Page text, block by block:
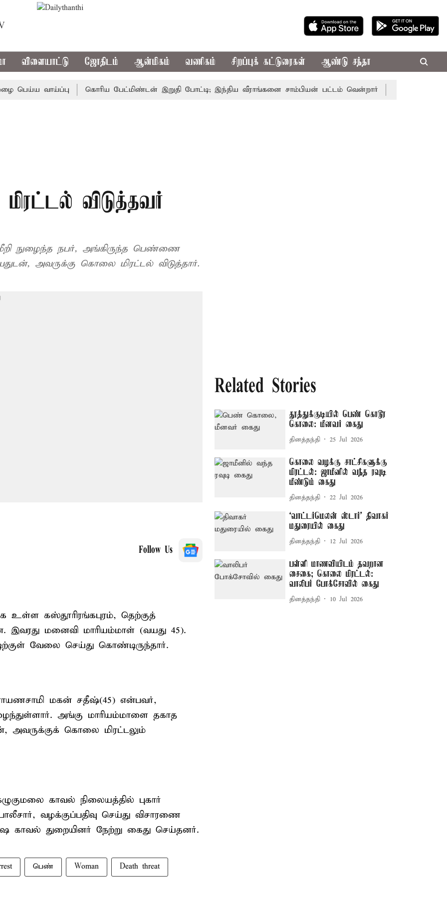
விளையாட்டு ஜோதிடம் ஆன்மிகம் வணிகம் சிறப்புக் கட்டுரைகள் ஆண்டு சந்தா
வாய்ப்பு கொரிய பேட்மிண்டன் இறுதி போட்டி; இந்திய வீராங்கனை சாம்பியன் பட்டம் வென்றார் சென்னையின்
விடுத்தவர்
நுழைந்த நபர், அங்கிருந்த பெண்ணை
அவருக்கு கொலை மிரட்டல் விடுத்தார்.
Follow Us
உள்ள கஸ்தூரிரங்கபுரம், தெற்குத்
இவரது மனைவி மாரியம்மாள் (வயது 45).
வேலை செய்து கொண்டிருந்தார்.
மகன் சதீஷ்(45) என்பவர்,
அங்கு மாரியம்மாளை தகாத
அவருக்குக் கொலை மிரட்டலும்
காவல் நிலையத்தில் புகார்
வழக்குப்பதிவு செய்து விசாரணை
காவல் துறையினர் நேற்று கைது செய்தனர்.
பெண் Woman Death threat
Related Stories
தூத்துக்குடியில் பெண் கொடூர
கொலை: மீனவர் கைது
தினத்தந்தி 25 Jul 2026
கொலை வழக்கு சாட்சிகளுக்கு
மிரட்டல்: ஜாமீனில் வந்த ரவுடி
மீண்டும் கைது
தினத்தந்தி 22 Jul 2026
‘வாட்டர்மெலன் ஸ்டார்' திவாகர்
மதுரையில் கைது
தினத்தந்தி 12 Jul 2026
பள்ளி மாணவியிடம் தவறான
சைகை; கொலை மிரட்டல்:
வாலிபர் போக்சோவில் கைது
தினத்தந்தி 10 Jul 2026